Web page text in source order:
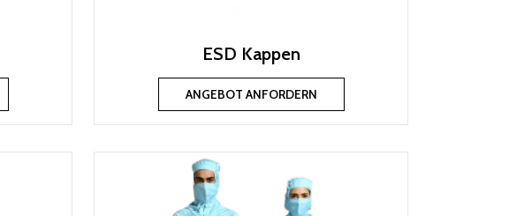
ESD Kappen
ANGEBOT ANFORDERN